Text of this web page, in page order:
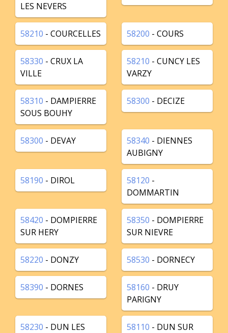
LES NEVERS
58210 - COURCELLES 58200 - COURS
58330 - CRUX LA
VILLE
58210 - CUNCY LES
VARZY
58310 - DAMPIERRE
SOUS BOUHY
58300 - DECIZE
58300 - DEVAY 58340 - DIENNES
AUBIGNY
58190 - DIROL 58120 -
DOMMARTIN
58420 - DOMPIERRE
SUR HERY
58350 - DOMPIERRE
SUR NIEVRE
58220 - DONZY 58530 - DORNECY
58390 - DORNES 58160 - DRUY
PARIGNY
58230 - DUN LES
58110 - DUN SUR